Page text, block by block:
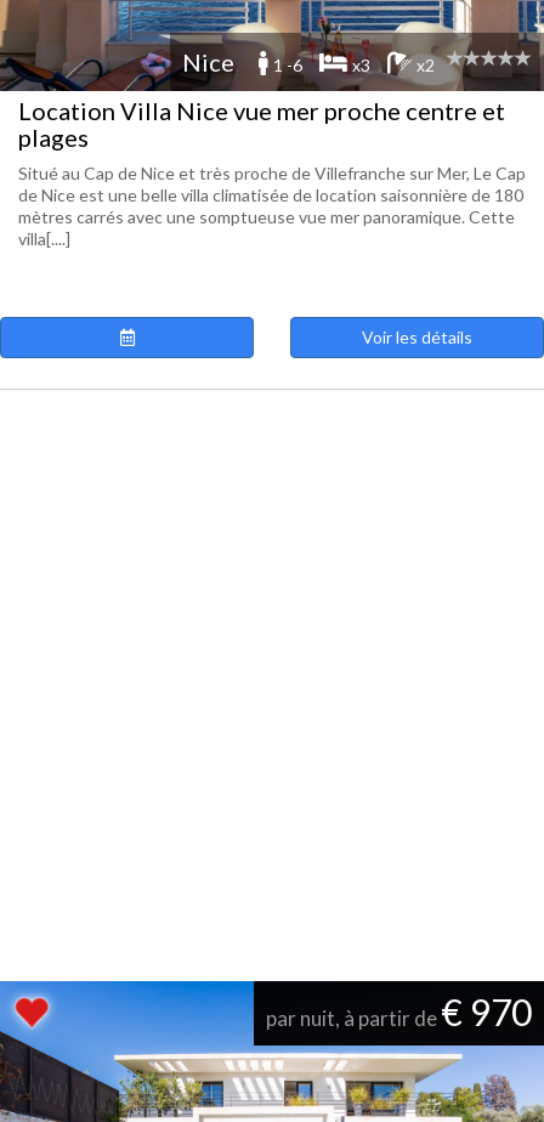
Nice 1 -6 x3 x2
Location Villa Nice vue mer proche centre et
plages
Situé au Cap de Nice et très proche de Villefranche sur Mer, Le Cap
de Nice est une belle villa climatisée de location saisonnière de 180
mètres carrés avec une somptueuse vue mer panoramique. Cette
villa[....]
Voir les détails
par nuit, à partir de€ 970